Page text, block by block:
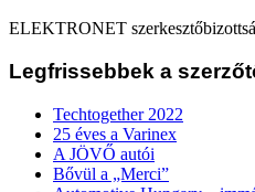
ELEKTRONET
Legfrissebbek a
Techtogether 2022
25 éves a Varinex
A JÖVŐ autói
Bővül a „Merci”